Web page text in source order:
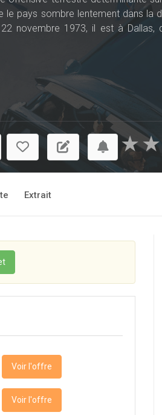
le pays sombre lentement dans la
novembre 1973, il est à Dallas,
★
★
Extrait
Voir l'offre
Voir l'offre